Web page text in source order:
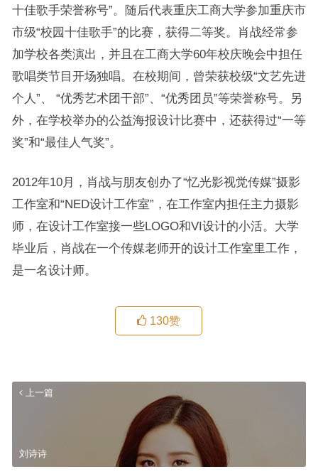
十佳歌手荣誉称号”。随后代表重庆工商大学参加重庆市
市级“校园十佳歌手”的比赛，获得二等奖。肖战经常参
加学校各类演出，并且在工商大学60年校庆晚会中担任
歌唱类节目开场独唱。在校期间，曾荣获校级“文艺先进
个人”、 “优秀艺术团干部”、“优秀团员”等荣誉称号。另
外，在学校举办的公益海报设计比赛中，还获得过“一等
奖”和“最佳人气奖”。
2012年10月，肖战与朋友创办了“忆光影视觉传媒”摄影
工作室和“NED设计工作室”，在工作室内担任主力摄影
师，在设计工作室接一些LOGO和VI设计的小活。大学
毕业后，肖战在一个传媒老师开的设计工作室里工作，
是一名设计师。
130赞
上一篇
刘诗诗